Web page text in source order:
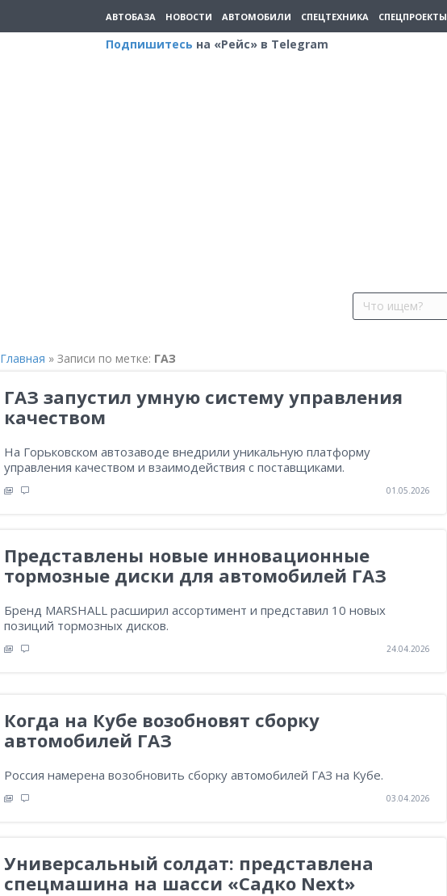
АВТОБАЗА НОВОСТИ АВТОМОБИЛИ СПЕЦТЕХНИКА СПЕЦПРОЕКТЫ
Подпишитесь на «Рейс» в Telegram
Главная » Записи по метке: ГАЗ
ГАЗ запустил умную систему управления
качеством
На Горьковском автозаводе внедрили уникальную платформу
управления качеством и взаимодействия с поставщиками.
01.05.2026
Представлены новые инновационные
тормозные диски для автомобилей ГАЗ
Бренд MARSHALL расширил ассортимент и представил 10 новых
позиций тормозных дисков.
24.04.2026
Когда на Кубе возобновят сборку
автомобилей ГАЗ
Россия намерена возобновить сборку автомобилей ГАЗ на Кубе.
03.04.2026
Универсальный солдат: представлена
спецмашина на шасси «Садко Next»